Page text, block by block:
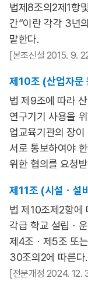
법제8조의2제1항
간”이란 각각 3년
말한다.
[본조신설 2015. 9.
제10조 (산업자문
법 제9조에 따라
연구기기 사용을
업교육기관의 장
서로 통보하여야
위한 협의를 요청
제11조 (시설ㆍ설
법 제10조제2항에
각급 학교 설립ㆍ운
제4조ㆍ제5조 또는
30조의2에 따른다.
[전문개정 2024. 12.